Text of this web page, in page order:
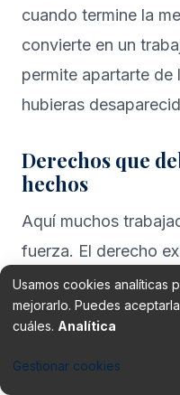
cuando termine la
convierte en un
permite apartarte de
hubieras
Derechos que
hechos
Aquí muchos
fuerza. El derecho
poder demostrar
vulnerado.
Guarda todo.
Usamos cookies analíticas
mejorarlo. Puedes
cuáles. Analítica
Gestionar cookies